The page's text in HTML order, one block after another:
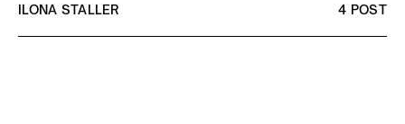
ILONA STALLER 4 POST